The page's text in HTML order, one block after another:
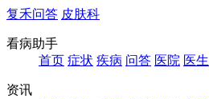
复禾问答 皮肤科
看病助手
首页 症状 疾病 问答 医院 医生
资讯